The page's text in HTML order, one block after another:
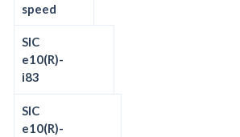
speed
SIC
e10(R)-
i83
SIC
e10(R)-